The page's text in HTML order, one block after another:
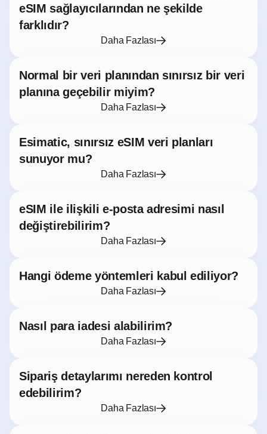
eSIM sağlayıcılarından ne şekilde
farklıdır?
Daha Fazlası
Normal bir veri planından sınırsız bir veri
planına geçebilir miyim?
Daha Fazlası
Esimatic, sınırsız eSIM veri planları
sunuyor mu?
Daha Fazlası
eSIM ile ilişkili e-posta adresimi nasıl
değiştirebilirim?
Daha Fazlası
Hangi ödeme yöntemleri kabul ediliyor?
Daha Fazlası
Nasıl para iadesi alabilirim?
Daha Fazlası
Sipariş detaylarımı nereden kontrol
edebilirim?
Daha Fazlası